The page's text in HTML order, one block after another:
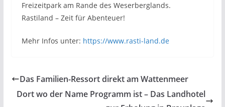
Freizeitpark am Rande des Weserberglands.
Rastiland – Zeit für Abenteuer!
Mehr Infos unter: https://www.rasti-land.de
Das Familien-Ressort direkt am Wattenmeer
Dort wo der Name Programm ist – Das Landhotel